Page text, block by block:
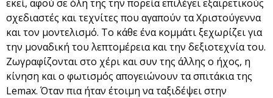
εκεί, αφού σε όλη της την πορεία επιλέγει εξαιρετικούς
σχεδιαστές και τεχνίτες που αγαπούν τα Χριστούγεννα
και τον μοντελισμό. Το κάθε ένα κομμάτι ξεχωρίζει για
την μοναδική του λεπτομέρεια και την δεξιοτεχνία του.
Ζωγραφίζονται στο χέρι και συν της άλλης ο ήχος, η
κίνηση και ο φωτισμός απογειώνουν τα σπιτάκια της
Lemax. Όταν πια ήταν έτοιμη να ταξιδέψει στην